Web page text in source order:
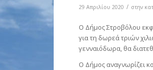
29 Απριλίου 2020 / στην
Ο Δήμος Στροβόλου
για τη δωρεά τριών
γενναιόδωρα, θα
Ο Δήμος αναγνωρίζει